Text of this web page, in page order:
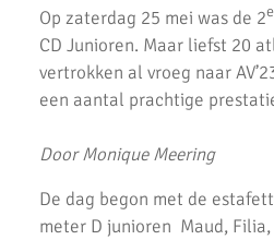
AKU jeugdatleten in de prijzen
Kampioenschappen.
Atleten enthousiast over zware cross
Regionale pupillen competitie finale
Op zaterdag 25 mei was de 2e
CD Junioren. Maar liefst 20
vertrokken al vroeg naar
een aantal prachtige
Door Monique Meering
De dag begon met de
meter D junioren Maud, Filia,